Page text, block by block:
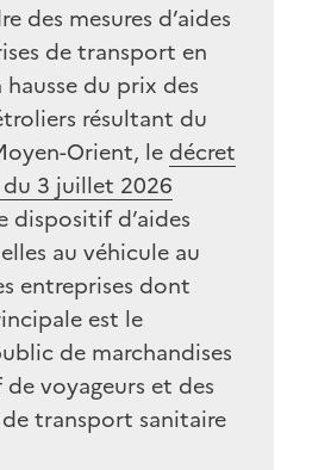
des mesures d’aides
de transport en
du prix des
résultant du
Orient, le décret
du 3 juillet 2026
dispositif d’aides
au véhicule au
entreprises dont
est le
de marchandises
voyageurs et des
transport sanitaire